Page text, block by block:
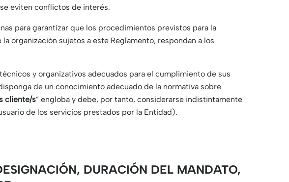
eviten conflictos de interés.
para garantizar que los procedimientos previstos para la
organización sujetos a este Reglamento, respondan a los
y organizativos adecuados para el cumplimiento de sus
de un conocimiento adecuado de la normativa sobre
cliente/s” engloba y debe, por tanto, considerarse indistintamente
de los servicios prestados por la Entidad).
DURACIÓN DEL MANDATO,